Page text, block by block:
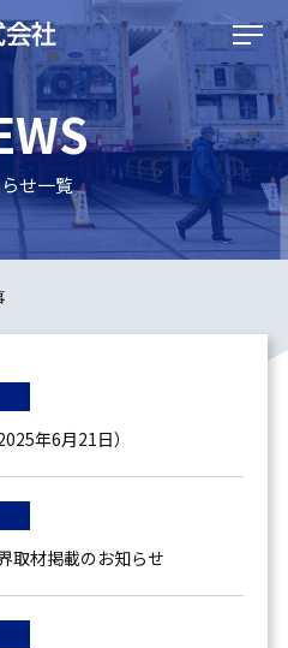
せ一覧
年6月21日）
取材掲載のお知らせ